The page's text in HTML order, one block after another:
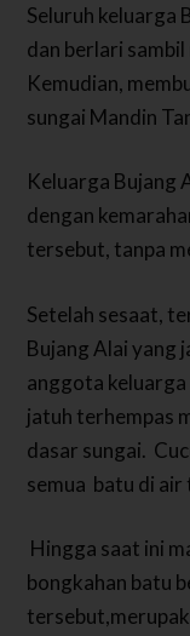
Seluruh keluarga
dan berlari
Kemudian,
sungai Mandin
Keluarga Bujang
dengan
tersebut, tanpa
Setelah sesaat,
Bujang Alai yang
anggota
jatuh terhempas
dasar sungai.
semua batu di
Hingga saat ini
bongkahan batu